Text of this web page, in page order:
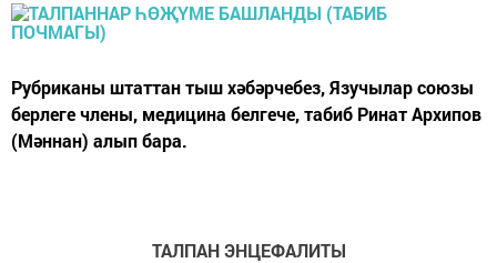
Рубриканы штаттан тыш хәбәрчебез, Язучылар союзы
берлеге члены, медицина белгече, табиб Ринат Архипов
(Мәннан) алып бара.
ТАЛПАН ЭНЦЕФАЛИТЫ